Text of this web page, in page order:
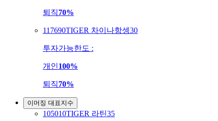
퇴직70%
117690TIGER 차이나항셍30
투자가능한도 :
개인100%
퇴직70%
이머징 대표지수
105010TIGER 라틴35